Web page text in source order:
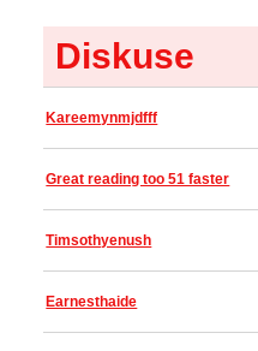
Diskuse
Kareemynmjdfff
Great reading too 51 faster
Timsothyenush
Earnesthaide